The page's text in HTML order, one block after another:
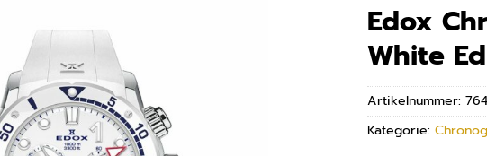
Edox
White
Artikelnummer:
Kategorie: